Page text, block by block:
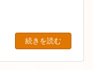
続きを読む